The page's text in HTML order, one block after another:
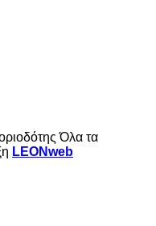
Όλα τα
LEONweb